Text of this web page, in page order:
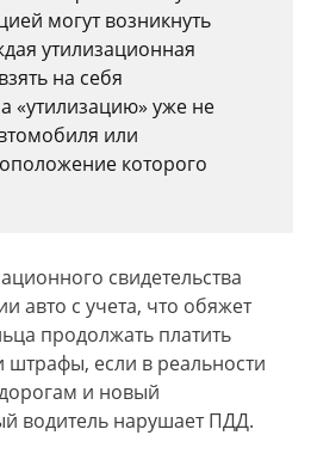
могут возникнуть
утилизационная
на себя
«утилизацию» уже не
или
которого
свидетельства
авто с учета, что обяжет
продолжать платить
штрафы, если в реальности
и новый
водитель нарушает ПДД.